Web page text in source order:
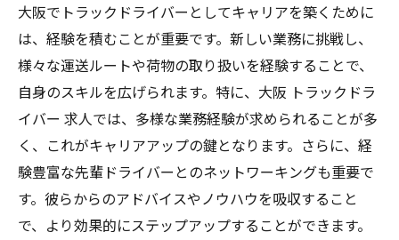
大阪でトラックドライバーとしてキャリアを築くために
は、経験を積むことが重要です。新しい業務に挑戦し、
様々な運送ルートや荷物の取り扱いを経験することで、
自身のスキルを広げられます。特に、大阪 トラックドラ
イバー 求人では、多様な業務経験が求められることが多
く、これがキャリアアップの鍵となります。さらに、経
験豊富な先輩ドライバーとのネットワーキングも重要で
す。彼らからのアドバイスやノウハウを吸収すること
で、より効果的にステップアップすることができます。